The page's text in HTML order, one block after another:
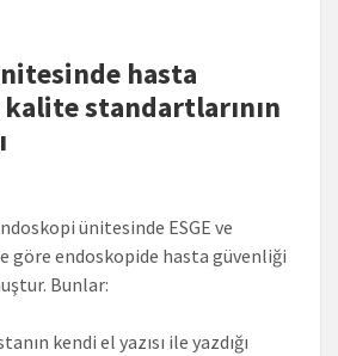
hasta
standartlarının
ünitesinde ESGE ve
göre endoskopide hasta güvenliği
Bunlar:
kendi el yazısı ile yazdığı